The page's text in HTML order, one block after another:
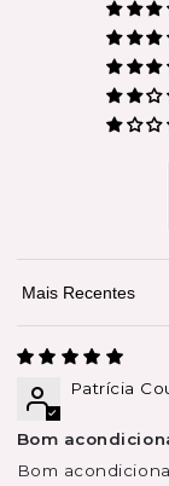
Sort by
Patrícia
Bom
Bom